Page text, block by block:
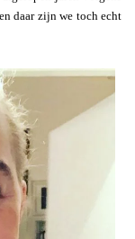
daar zijn we toch echt